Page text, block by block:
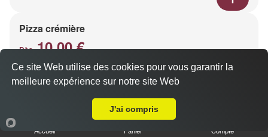
Pizza crémière
Dès10.00 €
Base crème fraîche, 3 fromages
Accueil Panier Compte
Ce site Web utilise des cookies pour vous garantir la
meilleure expérience sur notre site Web
J'ai compris